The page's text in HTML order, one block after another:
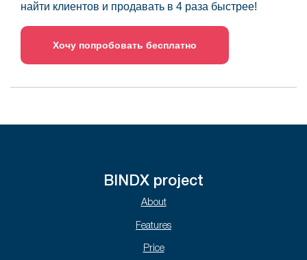
найти клиентов и продавать в 4 раза быстрее!
Хочу попробовать бесплатно
BINDX project
About
Features
Price